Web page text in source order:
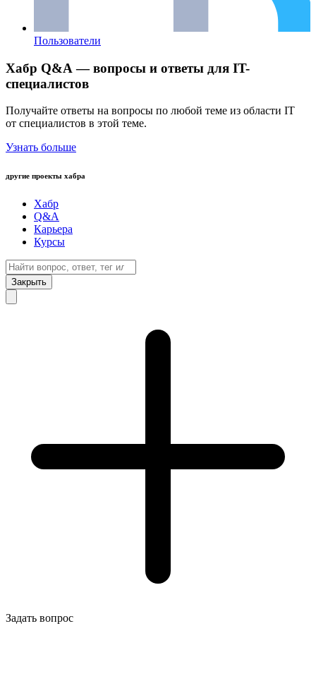
Пользователи
Хабр Q&A — вопросы и ответы для IT-
специалистов
Получайте ответы на вопросы по любой теме из области IT
от специалистов в этой теме.
Узнать больше
другие проекты хабра
Хабр
Q&A
Карьера
Курсы
Закрыть
Задать вопрос